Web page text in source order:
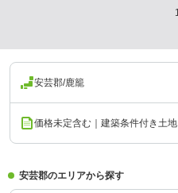
安芸郡/鹿籠
価格未定含む｜建築条件付き土地
安芸郡のエリアから探す